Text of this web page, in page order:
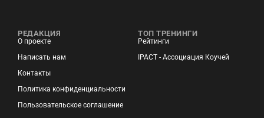
РЕДАКЦИЯ
О проекте
Написать нам
Контакты
Политика конфиденциальности
Пользовательское соглашение
ТОП ТРЕНИНГИ
Рейтинги
IPACT - Ассоциация Коучей